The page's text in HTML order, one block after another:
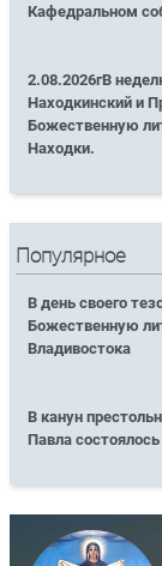
Кафедральном
2.08.2026гВ
Находкинский и
Божественную
Находки.
Популярное
В день своего
Божественную
Владивостока
В канун
Павла